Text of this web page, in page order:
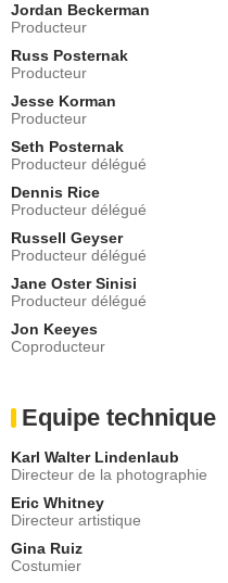
Jordan Beckerman
Producteur
Russ Posternak
Producteur
Jesse Korman
Producteur
Seth Posternak
Producteur délégué
Dennis Rice
Producteur délégué
Russell Geyser
Producteur délégué
Jane Oster Sinisi
Producteur délégué
Jon Keeyes
Coproducteur
Equipe technique
Karl Walter Lindenlaub
Directeur de la photographie
Eric Whitney
Directeur artistique
Gina Ruiz
Costumier